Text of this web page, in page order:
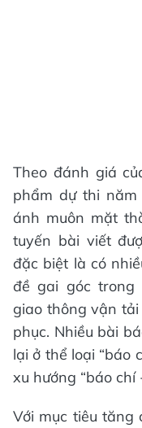
Theo đánh giá
phẩm dự thi
ánh muôn mặt
tuyến bài viết
đặc biệt là có
đề gai góc trong
giao thông vận
phục. Nhiều bài
lại ở thể loại “báo
xu hướng “báo chí
Với mục tiêu tăng